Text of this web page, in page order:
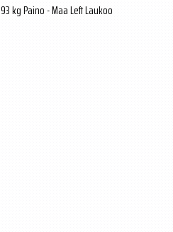
93 kgPaino-MaaLeftLaukoo